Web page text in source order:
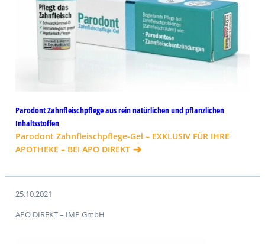
Parodont Zahnfleischpflege aus rein natürlichen und pflanzlichen
Inhaltsstoffen
Parodont Zahnfleischpflege-Gel – EXKLUSIV FÜR IHRE
APOTHEKE – BEI APO DIREKT
25.10.2021
APO DIREKT – IMP GmbH